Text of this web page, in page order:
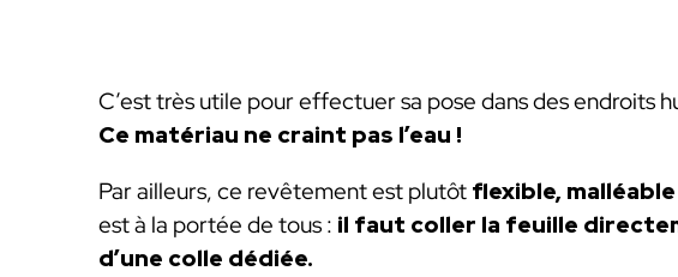
C’est très utile pour effectuer sa pose dans des endroits
Ce matériau ne craint pas l’eau !
Par ailleurs, ce revêtement est plutôt flexible,
est à la portée de tous : il faut coller la feuille
d’une colle dédiée.